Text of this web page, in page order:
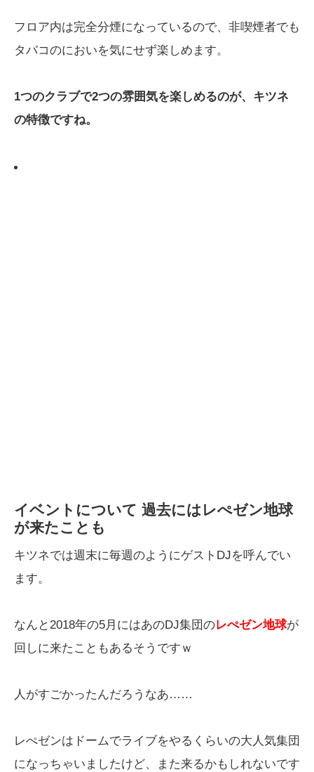
フロア内は完全分煙になっているので、非喫煙者でも
タバコのにおいを気にせず楽しめます。
1つのクラブで2つの雰囲気を楽しめるのが、キツネ
の特徴ですね。
イベントについて 過去にはレぺゼン地球
が来たことも
キツネでは週末に毎週のようにゲストDJを呼んでい
ます。
なんと2018年の5月にはあのDJ集団のレぺゼン地球が
回しに来たこともあるそうですｗ
人がすごかったんだろうなあ……
レぺゼンはドームでライブをやるくらいの大人気集団
になっちゃいましたけど、また来るかもしれないです